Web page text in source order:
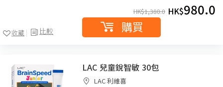
比較
收藏
HK$1,380.0 HK$980.0
購買
LAC 兒童銳智敏 30包
LAC 利維喜